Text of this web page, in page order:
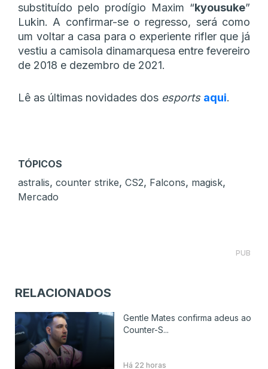
substituído pelo prodígio Maxim “⁠kyousuke⁠”
Lukin. A confirmar-se o regresso, será como
um voltar a casa para o experiente rifler que já
vestiu a camisola dinamarquesa entre fevereiro
de 2018 e dezembro de 2021.
Lê as últimas novidades dos esports aqui.
TÓPICOS
astralis, counter strike, CS2, Falcons, magisk,
Mercado
PUB
RELACIONADOS
Gentle Mates confirma adeus ao
Counter-S...
Há 22 horas